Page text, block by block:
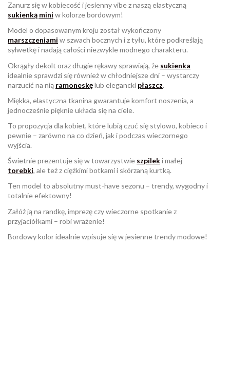
Zanurz się w kobiecość i jesienny vibe z naszą elastyczną
sukienką mini w kolorze bordowym!
Model o dopasowanym kroju został wykończony
marszczeniami w szwach bocznych i z tyłu, które podkreślają
sylwetkę i nadają całości niezwykle modnego charakteru.
Okrągły dekolt oraz długie rękawy sprawiają, że sukienka
idealnie sprawdzi się również w chłodniejsze dni – wystarczy
narzucić na nią ramoneskęlub elegancki płaszcz.
Miękka, elastyczna tkanina gwarantuje komfort noszenia, a
jednocześnie pięknie układa się na ciele.
To propozycja dla kobiet, które lubią czuć się stylowo, kobieco i
pewnie – zarówno na co dzień, jak i podczas wieczornego
wyjścia.
Świetnie prezentuje się w towarzystwie szpileki małej
torebki, ale też z ciężkimi botkami i skórzaną kurtką.
Ten model to absolutny must-have sezonu – trendy, wygodny i
totalnie efektowny!
Załóż ją na randkę, imprezę czy wieczorne spotkanie z
przyjaciółkami – robi wrażenie!
Bordowy kolor idealnie wpisuje się w jesienne trendy modowe!